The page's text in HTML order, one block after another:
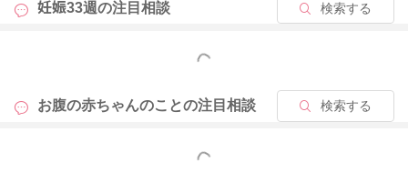
妊娠33週の注目相談 検索する
もっと見る
お腹の赤ちゃんのことの注目相談 検索する
もっと見る